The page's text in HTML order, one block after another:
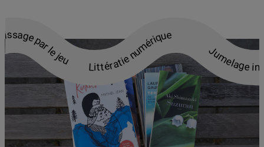
Apprentissage par le jeu Littératie numérique Jumelage interculturel Approche expérientielle Grammaire en contexte Apprentissage par le jeu Littératie numérique Jumelage